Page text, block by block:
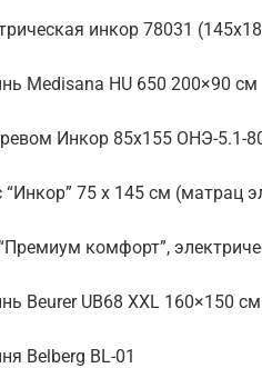
инкор 78031
Medisana HU 650 200×90 см
Инкор 85х155 ОНЭ-5.1-
75 х 145 см (матрац
комфорт”,
Beurer UB68 XXL 160×150 см
Belberg BL-01